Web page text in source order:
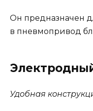
Он предназначен
в пневмопривод
Удобная